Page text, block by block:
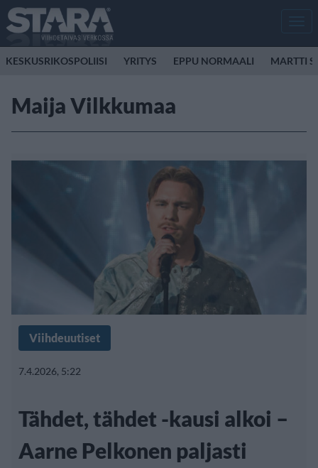
KESKUSRIKOSPOLIISI YRITYS EPPU NORMAALI MARTTI
Maija Vilkkumaa
Viihdeuutiset
7.4.2026, 5:22
Tähdet, tähdet -kausi alkoi –
Aarne Pelkonen paljasti